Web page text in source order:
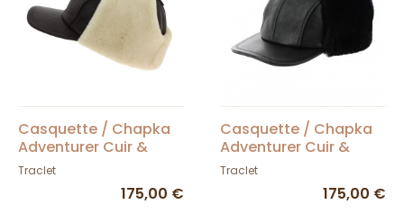
Casquette / Chapka
Adventurer Cuir &
Agneau Noire - Traclet
Traclet
175,00 €
Casquette / Chapka
Adventurer Cuir &
Agneau Noir - Traclet
Traclet
175,00 €